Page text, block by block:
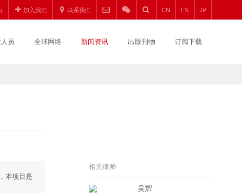
加入我们 联系我们 CN EN JP
员 全球网络 新闻资讯 出版刊物 订阅下载
本项目是
相关律师
吴辉